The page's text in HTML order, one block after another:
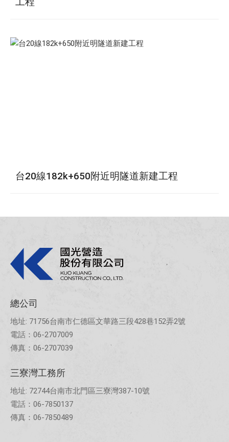
台20線182k+650附近明隧道新建工程
總公司
地址: 71756台南市仁德區文華路三段428巷152弄2號
電話：06-2707009
傳真：06-2707039
三寮灣工務所
地址: 72744台南市北門區三寮灣387-10號
電話：06-7850137
傳真：06-7850489